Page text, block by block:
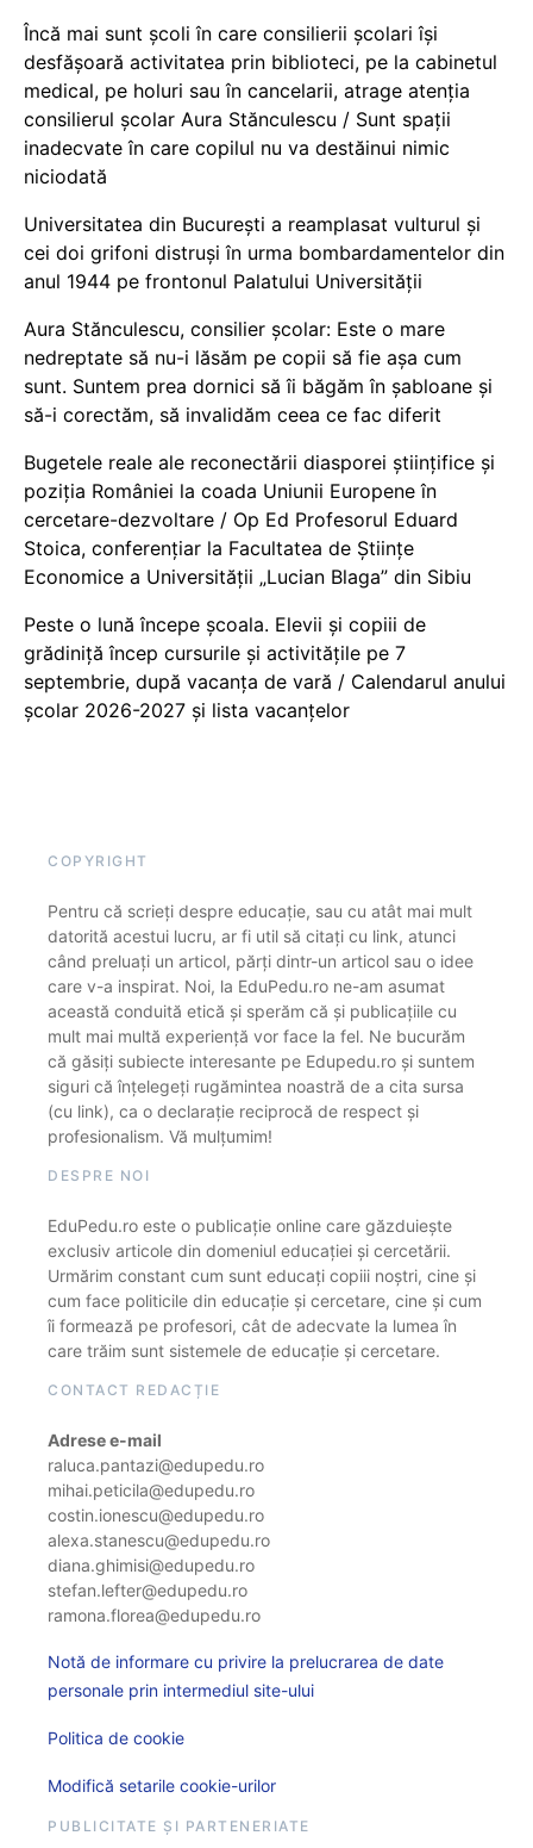
Încă mai sunt școli în care consilierii școlari își
desfășoară activitatea prin biblioteci, pe la cabinetul
medical, pe holuri sau în cancelarii, atrage atenția
consilierul școlar Aura Stănculescu / Sunt spații
inadecvate în care copilul nu va destăinui nimic
niciodată
Universitatea din București a reamplasat vulturul și
cei doi grifoni distruși în urma bombardamentelor din
anul 1944 pe frontonul Palatului Universității
Aura Stănculescu, consilier școlar: Este o mare
nedreptate să nu-i lăsăm pe copii să fie așa cum
sunt. Suntem prea dornici să îi băgăm în șabloane și
să-i corectăm, să invalidăm ceea ce fac diferit
Bugetele reale ale reconectării diasporei științifice și
poziția României la coada Uniunii Europene în
cercetare-dezvoltare / Op Ed Profesorul Eduard
Stoica, conferențiar la Facultatea de Științe
Economice a Universității „Lucian Blaga” din Sibiu
Peste o lună începe școala. Elevii și copiii de
grădiniță încep cursurile și activitățile pe 7
septembrie, după vacanța de vară / Calendarul anului
școlar 2026-2027 și lista vacanțelor
COPYRIGHT
Pentru că scrieți despre educație, sau cu atât mai mult
datorită acestui lucru, ar fi util să citați cu link, atunci
când preluați un articol, părți dintr-un articol sau o idee
care v-a inspirat. Noi, la EduPedu.ro ne-am asumat
această conduită etică și sperăm că și publicațiile cu
mult mai multă experiență vor face la fel. Ne bucurăm
că găsiți subiecte interesante pe Edupedu.ro și suntem
siguri că înțelegeți rugămintea noastră de a cita sursa
(cu link), ca o declarație reciprocă de respect și
profesionalism. Vă mulțumim!
DESPRE NOI
EduPedu.ro este o publicație online care găzduiește
exclusiv articole din domeniul educației și cercetării.
Urmărim constant cum sunt educați copiii noștri, cine și
cum face politicile din educație și cercetare, cine și cum
îi formează pe profesori, cât de adecvate la lumea în
care trăim sunt sistemele de educație și cercetare.
CONTACT REDACȚIE
Adrese e-mail
raluca.pantazi@edupedu.ro
mihai.peticila@edupedu.ro
costin.ionescu@edupedu.ro
alexa.stanescu@edupedu.ro
diana.ghimisi@edupedu.ro
stefan.lefter@edupedu.ro
ramona.florea@edupedu.ro
Notă de informare cu privire la prelucrarea de date
personale prin intermediul site-ului
Politica de cookie
Modifică setarile cookie-urilor
PUBLICITATE ȘI PARTENERIATE